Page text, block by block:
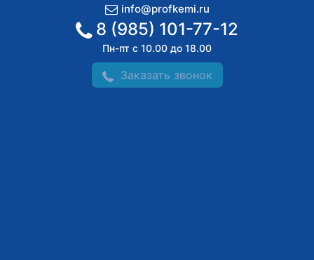
info@profkemi.ru
8 (985) 101-77-12
Пн-пт с 10.00 до 18.00
Заказать звонок